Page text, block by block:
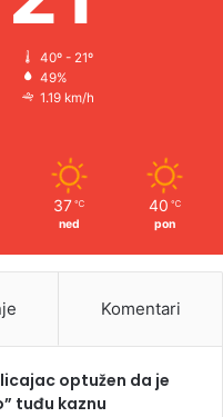
40º - 21º
49%
1.19 km/h
37 ℃
ned
40 ℃
pon
Komentari
optužen da je
tuđu kaznu